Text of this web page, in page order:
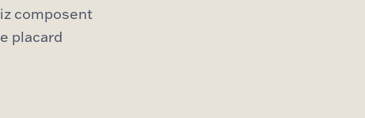
composent
placard